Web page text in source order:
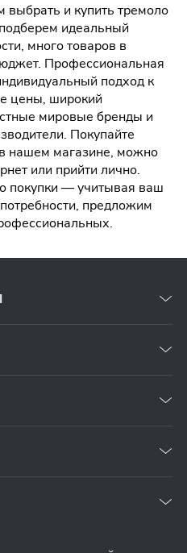
и купить тремоло
идеальный
много товаров в
Профессиональная
подход к
цены, широкий
мировые бренды и
Покупайте
нашем магазине, можно
или прийти лично.
покупки — учитывая ваш
предложим